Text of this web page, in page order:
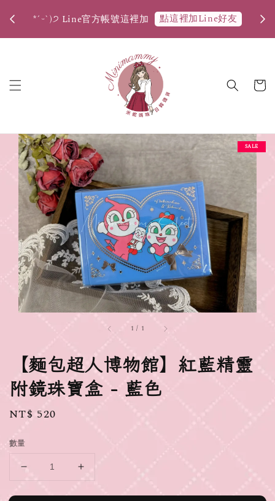
*ˊᵕˋ)੭ Line官方帳號這裡加 點這裡加Line好友
1 / 1
SALE
【麵包超人博物館】紅藍精靈
附鏡珠寶盒 - 藍色
Regular
NT$ 520
數量